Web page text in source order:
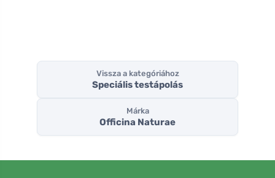
Vissza a kategóriához
Speciális testápolás
Márka
Officina Naturae